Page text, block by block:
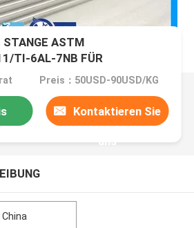
STANGE ASTM
TI-6AL-7NB FÜR
Preis：50USD-90USD/KG
Kontaktieren Sie
uns
China